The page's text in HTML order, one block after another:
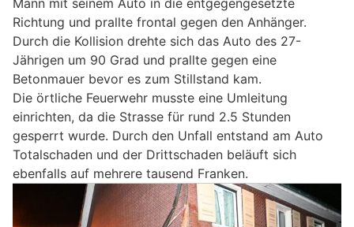
Mann mit seinem Auto in die entgegengesetzte
Richtung und prallte frontal gegen den Anhänger.
Durch die Kollision drehte sich das Auto des 27-
Jährigen um 90 Grad und prallte gegen eine
Betonmauer bevor es zum Stillstand kam.
Die örtliche Feuerwehr musste eine Umleitung
einrichten, da die Strasse für rund 2.5 Stunden
gesperrt wurde. Durch den Unfall entstand am Auto
Totalschaden und der Drittschaden beläuft sich
ebenfalls auf mehrere tausend Franken.